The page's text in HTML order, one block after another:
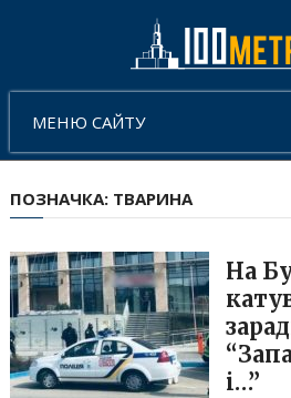
МЕНЮ САЙТУ
ПОЗНАЧКА: ТВАРИНА
На
і…”